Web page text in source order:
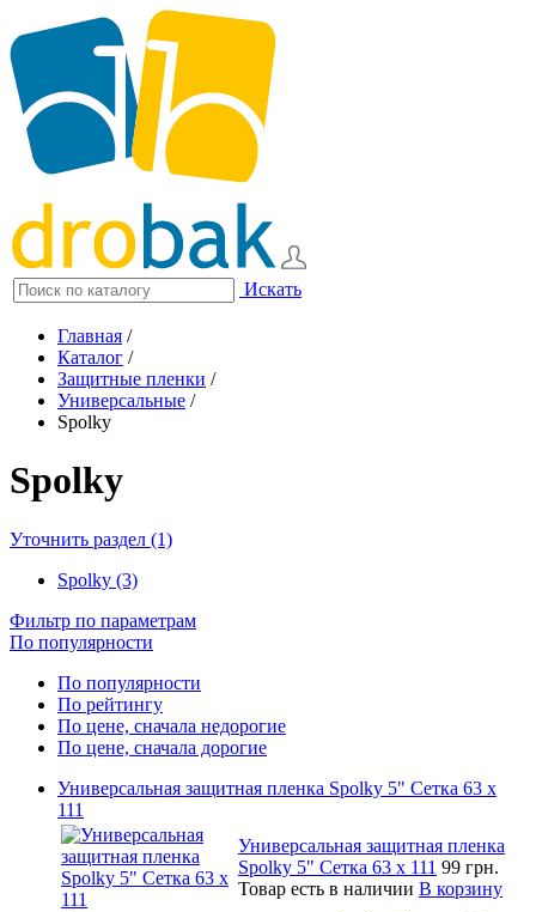
Искать
Главная /
Каталог /
Защитные пленки /
Универсальные /
Spolky
Spolky
Уточнить раздел (1)
Spolky (3)
Фильтр по параметрам
По популярности
По популярности
По рейтингу
По цене, сначала недорогие
По цене, сначала дорогие
Универсальная защитная пленка Spolky 5" Сетка 63 x
111
Универсальная защитная пленка
Spolky 5" Сетка 63 x 111 99 грн.
Товар есть в наличии В корзину